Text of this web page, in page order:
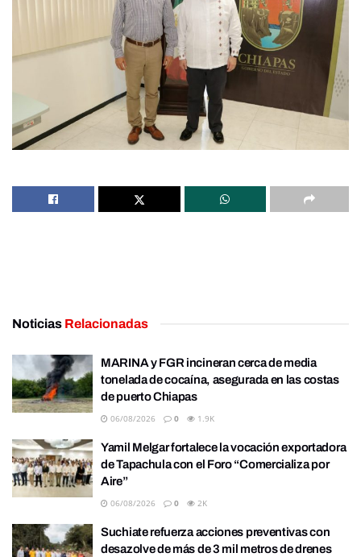
Noticias Relacionadas
MARINA y FGR incineran cerca de media
tonelada de cocaína, asegurada en las costas
de puerto Chiapas
06/08/2026 0 1.9K
Yamil Melgar fortalece la vocación exportadora
de Tapachula con el Foro “Comercializa por
Aire”
06/08/2026 0 2K
Suchiate refuerza acciones preventivas con
desazolve de más de 3 mil metros de drenes